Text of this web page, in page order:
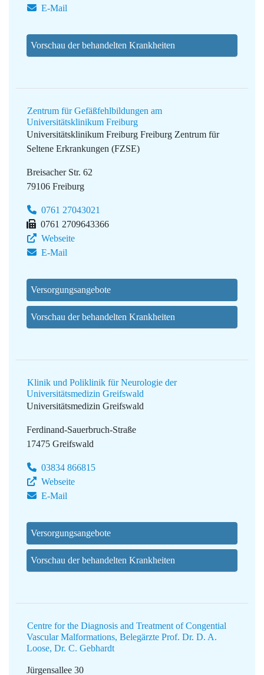
E-Mail
Vorschau der behandelten Krankheiten
Zentrum für Gefäßfehlbildungen am
Universitätsklinikum Freiburg
Universitätsklinikum Freiburg Freiburg Zentrum für
Seltene Erkrankungen (FZSE)
Breisacher Str. 62
79106 Freiburg
0761 27043021
0761 2709643366
Webseite
E-Mail
Versorgungsangebote
Vorschau der behandelten Krankheiten
Klinik und Poliklinik für Neurologie der
Universitätsmedizin Greifswald
Universitätsmedizin Greifswald
Ferdinand-Sauerbruch-Straße
17475 Greifswald
03834 866815
Webseite
E-Mail
Versorgungsangebote
Vorschau der behandelten Krankheiten
Centre for the Diagnosis and Treatment of Congential
Vascular Malformations, Belegärzte Prof. Dr. D. A.
Loose, Dr. C. Gebhardt
Jürgensallee 30